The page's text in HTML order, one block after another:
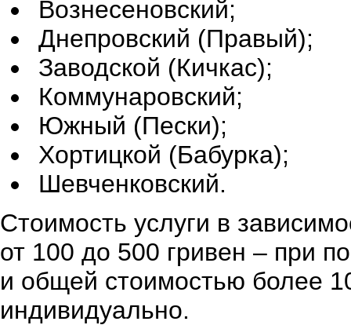
Вознесеновский;
Днепровский (Правый);
Заводской (Кичкас);
Коммунаровский;
Южный (Пески);
Хортицкой (Бабурка);
Шевченковский.
Стоимость услуги в
от 100 до 500 гривен – при
и общей стоимостью более
индивидуально.